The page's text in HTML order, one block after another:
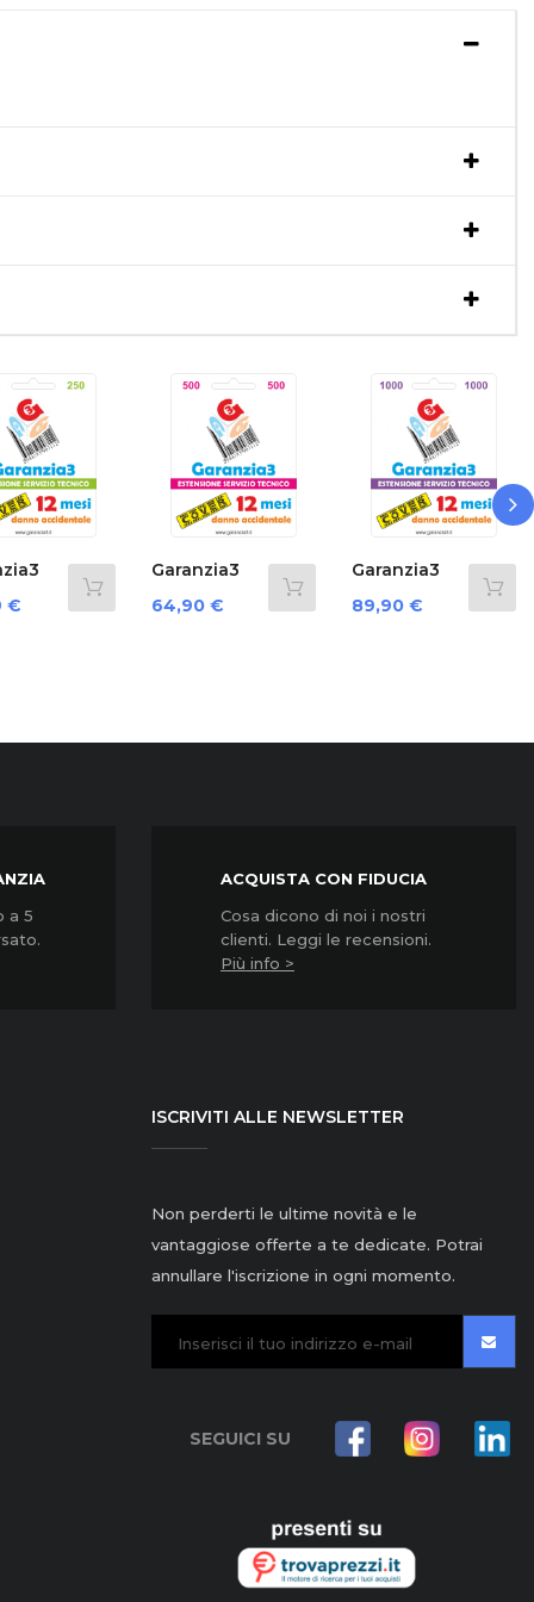
Garanzia3
Cover 12
Mesi...
64,90 €
Garanzia3
Cover 12
Mesi...
89,90 €
a 5
ACQUISTA CON FIDUCIA
Cosa dicono di noi i nostri
clienti. Leggi le recensioni.
Più info >
ISCRIVITI ALLE NEWSLETTER
Non perderti le ultime novità e le
vantaggiose offerte a te dedicate. Potrai
annullare l'iscrizione in ogni momento.
SEGUICI SU